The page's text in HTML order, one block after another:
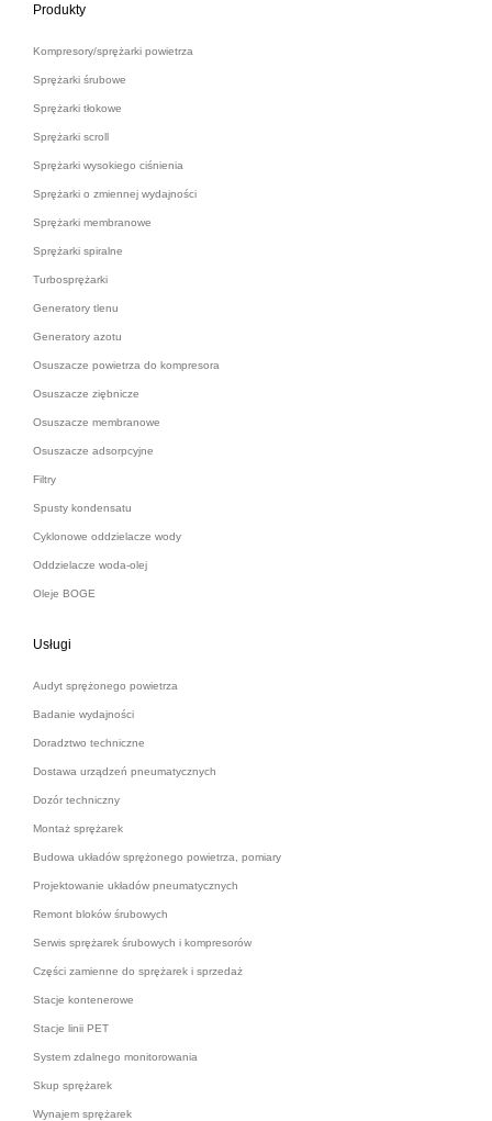
Produkty
Kompresory/sprężarki powietrza
Sprężarki śrubowe
Sprężarki tłokowe
Sprężarki scroll
Sprężarki wysokiego ciśnienia
Sprężarki o zmiennej wydajności
Sprężarki membranowe
Sprężarki spiralne
Turbosprężarki
Generatory tlenu
Generatory azotu
Osuszacze powietrza do kompresora
Osuszacze ziębnicze
Osuszacze membranowe
Osuszacze adsorpcyjne
Filtry
Spusty kondensatu
Cyklonowe oddzielacze wody
Oddzielacze woda-olej
Oleje BOGE
Usługi
Audyt sprężonego powietrza
Badanie wydajności
Doradztwo techniczne
Dostawa urządzeń pneumatycznych
Dozór techniczny
Montaż sprężarek
Budowa układów sprężonego powietrza, pomiary
Projektowanie układów pneumatycznych
Remont bloków śrubowych
Serwis sprężarek śrubowych i kompresorów
Części zamienne do sprężarek i sprzedaż
Stacje kontenerowe
Stacje linii PET
System zdalnego monitorowania
Skup sprężarek
Wynajem sprężarek